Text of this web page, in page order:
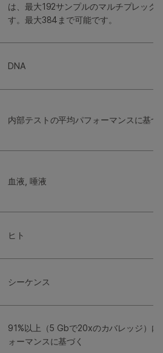
は、最大192サンプルのマルチプレック
す。最大384まで可能です。
DNA
内部テストの平均パフォーマンスに基づ
血液, 唾液
ヒト
シーケンス
91%以上（5 Gbで20xのカバレッジ）内
ォーマンスに基づく